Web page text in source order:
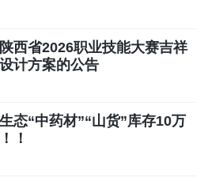
活动
西省2026职业技能大赛吉祥
计方案的公告
态“中药材”“山货”库存10万
！